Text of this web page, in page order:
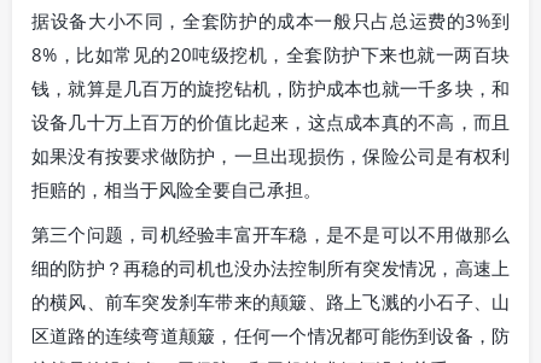
据设备大小不同，全套防护的成本一般只占总运费的3%到
8%，比如常见的20吨级挖机，全套防护下来也就一两百块
钱，就算是几百万的旋挖钻机，防护成本也就一千多块，和
设备几十万上百万的价值比起来，这点成本真的不高，而且
如果没有按要求做防护，一旦出现损伤，保险公司是有权利
拒赔的，相当于风险全要自己承担。
第三个问题，司机经验丰富开车稳，是不是可以不用做那么
细的防护？再稳的司机也没办法控制所有突发情况，高速上
的横风、前车突发刹车带来的颠簸、路上飞溅的小石子、山
区道路的连续弯道颠簸，任何一个情况都可能伤到设备，防